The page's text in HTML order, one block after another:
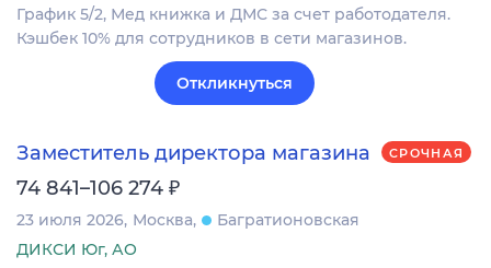
График 5/2, Мед книжка и ДМС за счет работодателя.
Кэшбек 10% для сотрудников в сети магазинов.
Откликнуться
Заместитель директора магазина СРОЧНАЯ
74 841–106 274 ₽
23 июля 2026 Москва
Багратионовская
ДИКСИ Юг, АО